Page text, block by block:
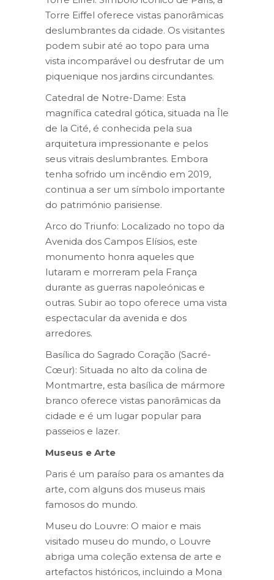
Torre Eiffel oferece vistas panorâmicas
deslumbrantes da cidade. Os visitantes
podem subir até ao topo para uma
vista incomparável ou desfrutar de um
piquenique nos jardins circundantes.
Catedral de Notre-Dame: Esta
magnífica catedral gótica, situada na Île
de la Cité, é conhecida pela sua
arquitetura impressionante e pelos
seus vitrais deslumbrantes. Embora
tenha sofrido um incêndio em 2019,
continua a ser um símbolo importante
do património parisiense.
Arco do Triunfo: Localizado no topo da
Avenida dos Campos Elísios, este
monumento honra aqueles que
lutaram e morreram pela França
durante as guerras napoleónicas e
outras. Subir ao topo oferece uma vista
espectacular da avenida e dos
arredores.
Basílica do Sagrado Coração (Sacré-
Cœur): Situada no alto da colina de
Montmartre, esta basílica de mármore
branco oferece vistas panorâmicas da
cidade e é um lugar popular para
passeios e lazer.
Museus e Arte
Paris é um paraíso para os amantes da
arte, com alguns dos museus mais
famosos do mundo.
Museu do Louvre: O maior e mais
visitado museu do mundo, o Louvre
abriga uma coleção extensa de arte e
artefactos históricos, incluindo a Mona